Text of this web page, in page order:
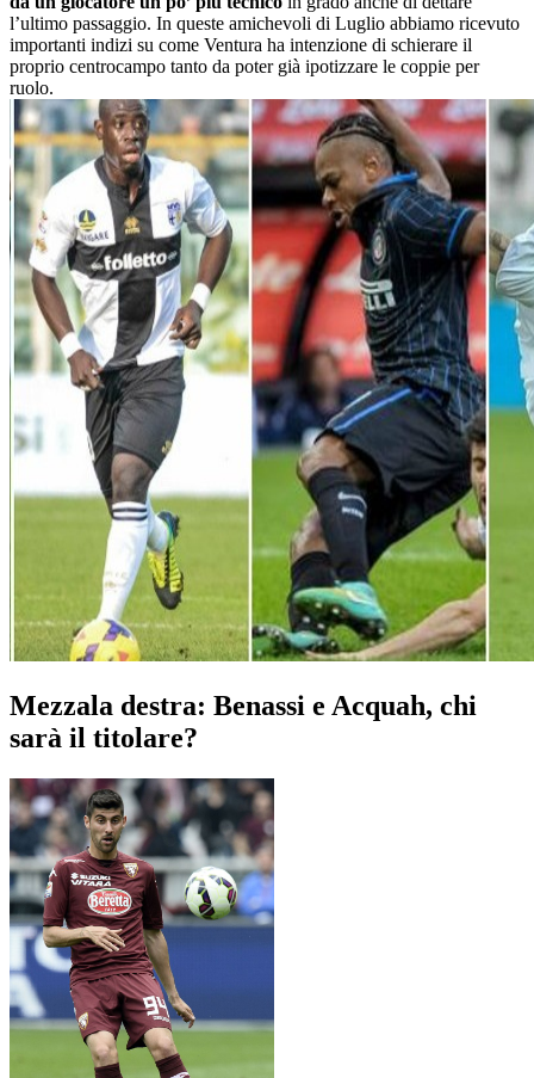
l’ultimo passaggio. In queste amichevoli di Luglio abbiamo ricevuto
importanti indizi su come Ventura ha intenzione di schierare il
proprio centrocampo tanto da poter già ipotizzare le coppie per
ruolo.
Mezzala destra: Benassi e Acquah, chi
sarà il titolare?